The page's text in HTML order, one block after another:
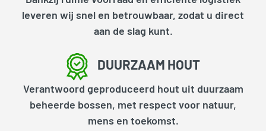
leveren wij snel en betrouwbaar, zodat u direct
aan de slag kunt.
DUURZAAM HOUT
Verantwoord geproduceerd hout uit duurzaam
beheerde bossen, met respect voor natuur,
mens en toekomst.